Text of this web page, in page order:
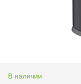
В наличии